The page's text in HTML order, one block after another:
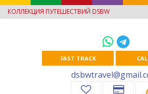
КОЛЛЕКЦИЯ ПУТЕШЕСТВИЙ DSBW
FAST TRACK